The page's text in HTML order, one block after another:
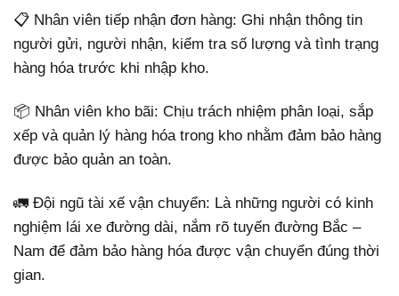
📋 Nhân viên tiếp nhận đơn hàng: Ghi nhận thông tin
người gửi, người nhận, kiểm tra số lượng và tình trạng
hàng hóa trước khi nhập kho.
📦 Nhân viên kho bãi: Chịu trách nhiệm phân loại, sắp
xếp và quản lý hàng hóa trong kho nhằm đảm bảo hàng
được bảo quản an toàn.
🚛 Đội ngũ tài xế vận chuyển: Là những người có kinh
nghiệm lái xe đường dài, nắm rõ tuyến đường Bắc –
Nam để đảm bảo hàng hóa được vận chuyển đúng thời
gian.